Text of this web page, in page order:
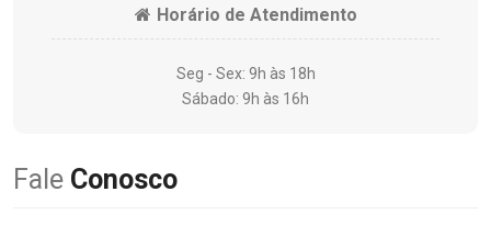
Horário de Atendimento
Seg - Sex: 9h às 18h
Sábado: 9h às 16h
Fale Conosco